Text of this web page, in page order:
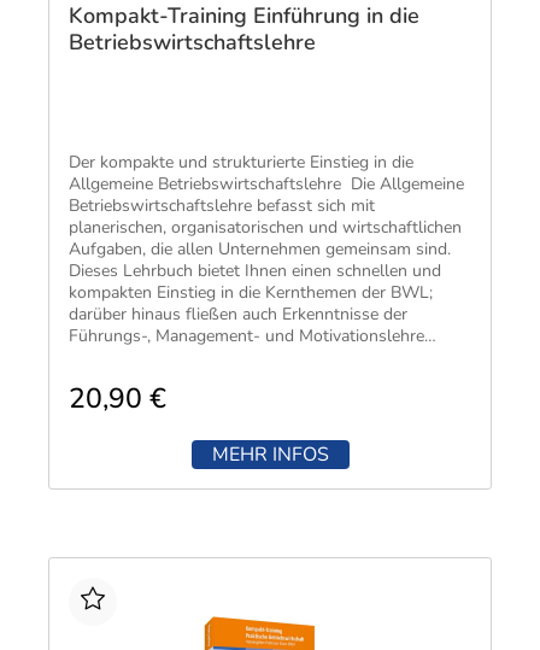
Kompakt-Training Einführung in die
Betriebswirtschaftslehre
Der kompakte und strukturierte Einstieg in die
Allgemeine Betriebswirtschaftslehre Die Allgemeine
Betriebswirtschaftslehre befasst sich mit
planerischen, organisatorischen und wirtschaftlichen
Aufgaben, die allen Unternehmen gemeinsam sind.
Dieses Lehrbuch bietet Ihnen einen schnellen und
kompakten Einstieg in die Kernthemen der BWL;
darüber hinaus fließen auch Erkenntnisse der
Führungs-, Management- und Motivationslehre
Psychologie, Soziologie und Ökologie ein. Zahlreiche
abgestimmte Übungen mit Lösungen ermöglichen
eine gezielte Wissenskontrolle. Schnell und
zuverlässig verschaffen Sie sich so eine fundierte
es sich um eine unveränderte Auflage mit dem Stand
20,90 €
MEHR INFOS